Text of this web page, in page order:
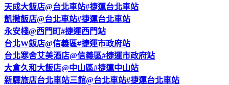
天成大飯店@台北車站#捷運台北車站
凱撒飯店@台北車站#捷運台北車站
永安棧@西門町#捷運西門站
台北W飯店@信義區#捷運市政府站
台北寒舍艾美酒店@信義區#捷運市政府站
大倉久和大飯店@中山區#捷運中山站
新驛旅店台北車站三館@台北車站#捷運台北車站